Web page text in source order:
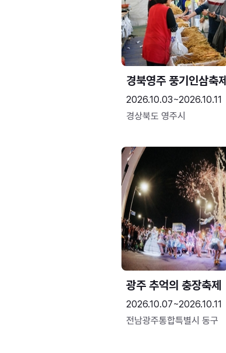
경북영주 풍기인삼축제
2026.10.03~2026.10.11
경상북도 영주시
광주 추억의 충장축제
2026.10.07~2026.10.11
전남광주통합특별시 동구